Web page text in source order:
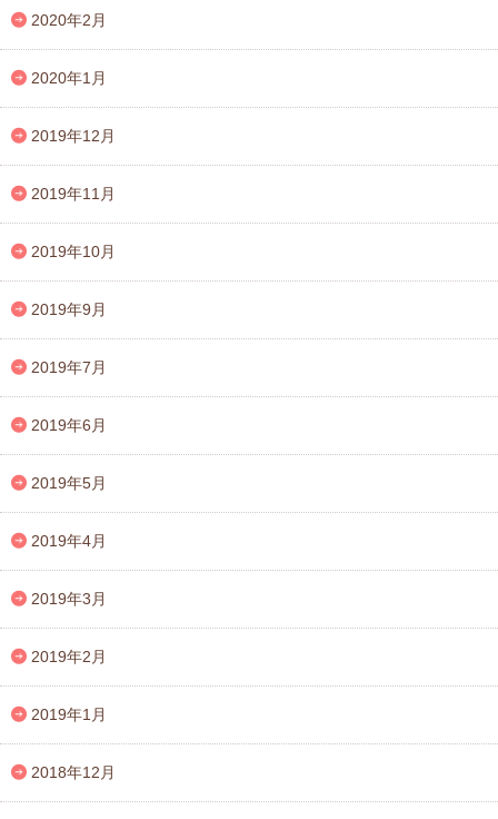
2020年2月
2020年1月
2019年12月
2019年11月
2019年10月
2019年9月
2019年7月
2019年6月
2019年5月
2019年4月
2019年3月
2019年2月
2019年1月
2018年12月